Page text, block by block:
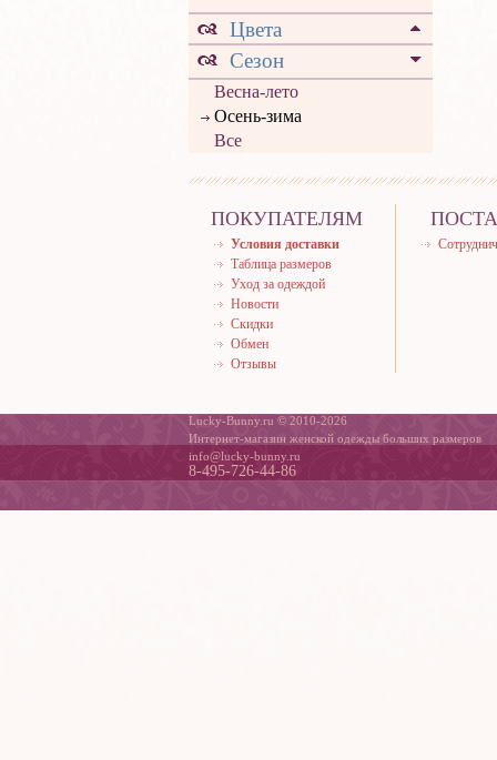
Цвета
Сезон
Весна-лето
Осень-зима
Все
ПОКУПАТЕЛЯМ
Условия доставки
Таблица размеров
Уход за одеждой
Новости
Скидки
Обмен
Отзывы
Lucky-Bunny.ru © 2010-2026
Интернет-магазин женской одежды больших размеров
info@lucky-bunny.ru
8-495-726-44-86